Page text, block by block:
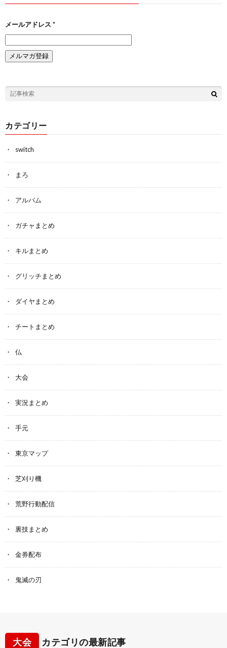
メールアドレス *
カテゴリー
switch
まろ
アルバム
ガチャまとめ
キルまとめ
グリッチまとめ
ダイヤまとめ
チートまとめ
仏
大会
実況まとめ
手元
東京マップ
芝刈り機
荒野行動配信
裏技まとめ
金券配布
鬼滅の刃
大会 カテゴリの最新記事